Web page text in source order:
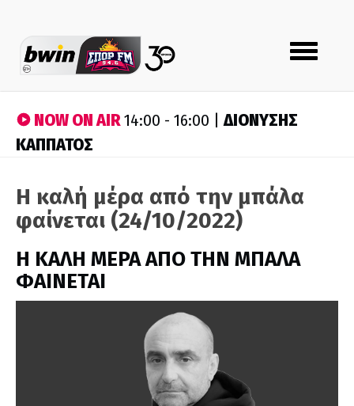
Toggle
navigation
NOW ON AIR14:00 - 16:00 |ΔΙΟΝΥΣΗΣ
ΚΑΠΠΑΤΟΣ
Η καλή μέρα από την μπάλα
φαίνεται (24/10/2022)
H ΚΑΛΗ ΜΕΡΑ ΑΠΟ ΤΗΝ ΜΠΑΛΑ
ΦΑΙΝΕΤΑΙ